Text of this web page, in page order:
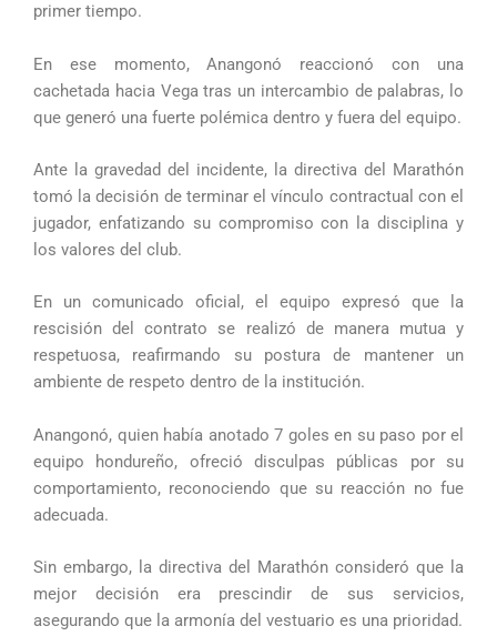
primer tiempo.
En ese momento, Anangonó reaccionó con una
cachetada hacia Vega tras un intercambio de palabras, lo
que generó una fuerte polémica dentro y fuera del equipo.
Ante la gravedad del incidente, la directiva del Marathón
tomó la decisión de terminar el vínculo contractual con el
jugador, enfatizando su compromiso con la disciplina y
los valores del club.
En un comunicado oficial, el equipo expresó que la
rescisión del contrato se realizó de manera mutua y
respetuosa, reafirmando su postura de mantener un
ambiente de respeto dentro de la institución.
Anangonó, quien había anotado 7 goles en su paso por el
equipo hondureño, ofreció disculpas públicas por su
comportamiento, reconociendo que su reacción no fue
adecuada.
Sin embargo, la directiva del Marathón consideró que la
mejor decisión era prescindir de sus servicios,
asegurando que la armonía del vestuario es una prioridad.